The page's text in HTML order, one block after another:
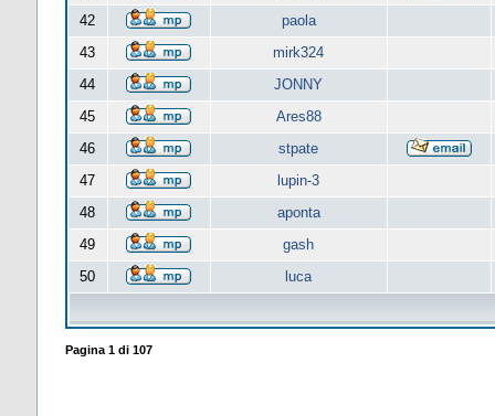
42
paola
43
mirk324
44
JONNY
45
Ares88
46
stpate
47
lupin-3
48
aponta
49
gash
50
luca
Pagina 1di 107